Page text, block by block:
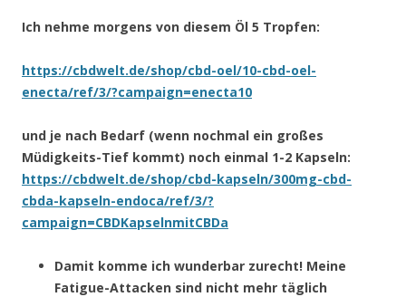
Ich nehme morgens von diesem Öl 5 Tropfen:
https://cbdwelt.de/shop/cbd-oel/10-cbd-oel-
enecta/ref/3/?campaign=enecta10
und je nach Bedarf (wenn nochmal ein großes
Müdigkeits-Tief kommt) noch einmal 1-2 Kapseln:
https://cbdwelt.de/shop/cbd-kapseln/300mg-cbd-
cbda-kapseln-endoca/ref/3/?
campaign=CBDKapselnmitCBDa
Damit komme ich wunderbar zurecht! Meine
Fatigue-Attacken sind nicht mehr täglich